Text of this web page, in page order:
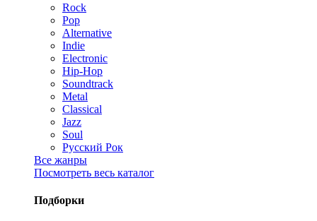
Rock
Pop
Alternative
Indie
Electronic
Hip-Hop
Soundtrack
Metal
Classical
Jazz
Soul
Русский Рок
Все жанры
Посмотреть весь каталог
Подборки